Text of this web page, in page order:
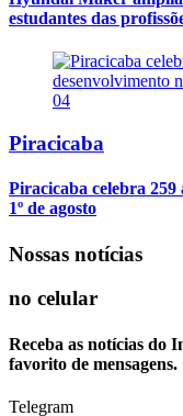
estudantes das
04
Piracicaba
Piracicaba celebra 259
1º de agosto
Nossas notícias
no celular
Receba as notícias do
favorito de mensagens.
Telegram